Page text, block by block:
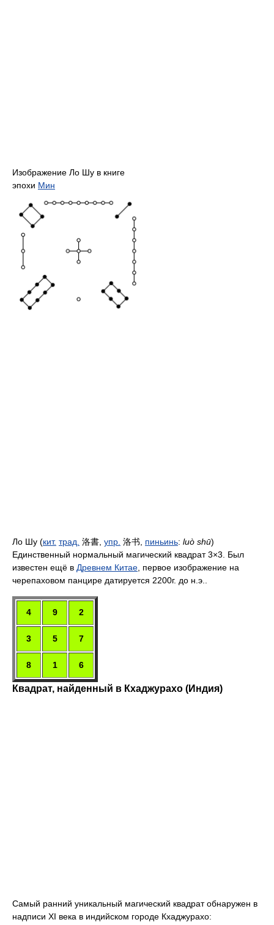
Изображение Ло Шу в книге
эпохи Мин
Ло Шу (кит. трад. 洛書, упр. 洛书, пиньинь: luò shū)
Единственный нормальный магический квадрат 3×3. Был
известен ещё в Древнем Китае, первое изображение на
черепаховом панцире датируется 2200г. до н.э..
4 9 2
3 5 7
8 1 6
Квадрат, найденный в Кхаджурахо (Индия)
Самый ранний уникальный магический квадрат обнаружен в
надписи XI века в индийском городе Кхаджурахо: